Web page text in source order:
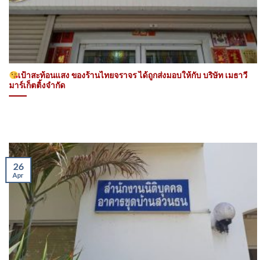
เป้าสะท้อนแสง ของร้านไทยจราจร ได้ถูกส่งมอบให้กับ บริษัท เมธาวี
มาร์เก็ตติ้งจำกัด
26
Apr